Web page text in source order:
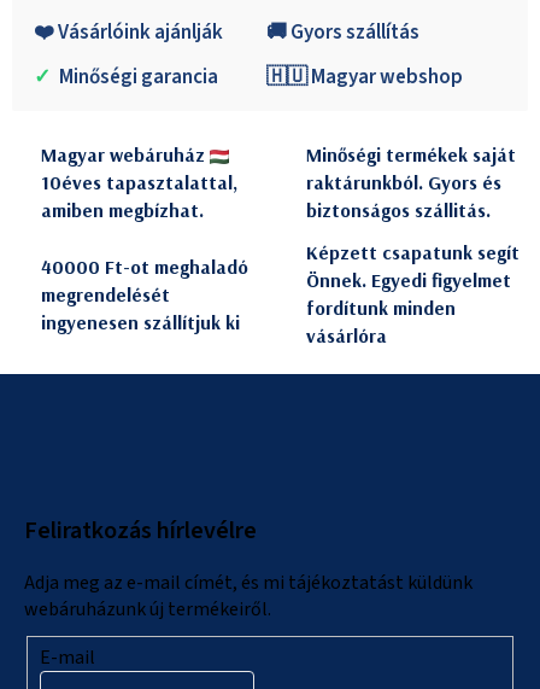
❤️ Vásárlóink ajánlják
🚚 Gyors szállítás
✓ Minőségi garancia 🇭🇺 Magyar webshop
Magyar webáruház
10éves tapasztalattal,
amiben megbízhat.
Minőségi termékek saját
raktárunkból. Gyors és
biztonságos szállitás.
40000 Ft-ot meghaladó
megrendelését
ingyenesen szállítjuk ki
Képzett csapatunk segít
Önnek. Egyedi figyelmet
fordítunk minden
vásárlóra
Feliratkozás hírlevélre
Adja meg az e-mail címét, és mi tájékoztatást küldünk
webáruházunk új termékeiről.
E-mail